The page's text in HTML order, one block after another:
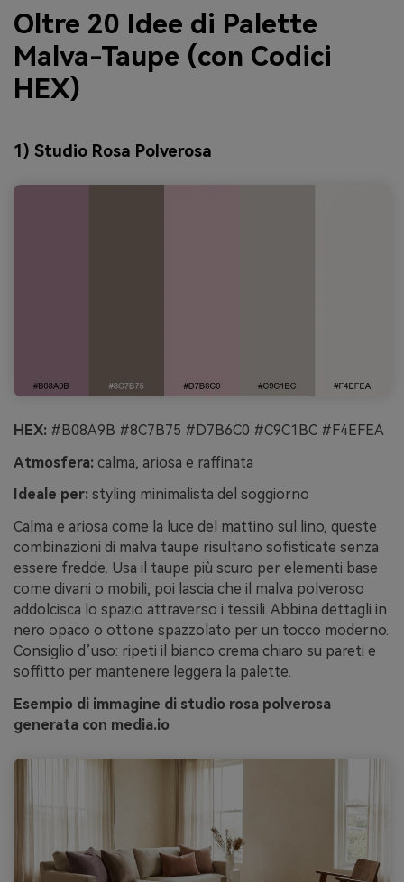
Oltre 20 Idee di Palette
Malva-Taupe (con Codici
HEX)
1) Studio Rosa Polverosa
HEX: #B08A9B #8C7B75 #D7B6C0 #C9C1BC #F4EFEA
Atmosfera: calma, ariosa e raffinata
Ideale per: styling minimalista del soggiorno
Calma e ariosa come la luce del mattino sul lino, queste
combinazioni di malva taupe risultano sofisticate senza
essere fredde. Usa il taupe più scuro per elementi base
come divani o mobili, poi lascia che il malva polveroso
addolcisca lo spazio attraverso i tessili. Abbina dettagli in
nero opaco o ottone spazzolato per un tocco moderno.
Consiglio d’uso: ripeti il bianco crema chiaro su pareti e
soffitto per mantenere leggera la palette.
Esempio di immagine di studio rosa polverosa
generata con media.io